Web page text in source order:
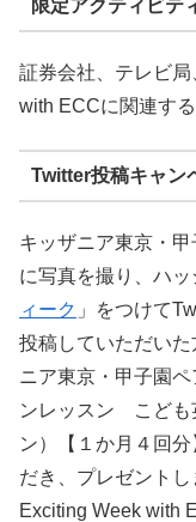
限定アクティビテ
証券会社、テレビ
with ECCに関連す
Twitter投稿キャン
キッザニア東京・
に写真を撮り、ハッ
ィーク 」をつけて
投稿していただい
ニア東京・甲子園
ンレッスン こども
ン）【１か月４回
だき、プレゼントし
Exciting Week with